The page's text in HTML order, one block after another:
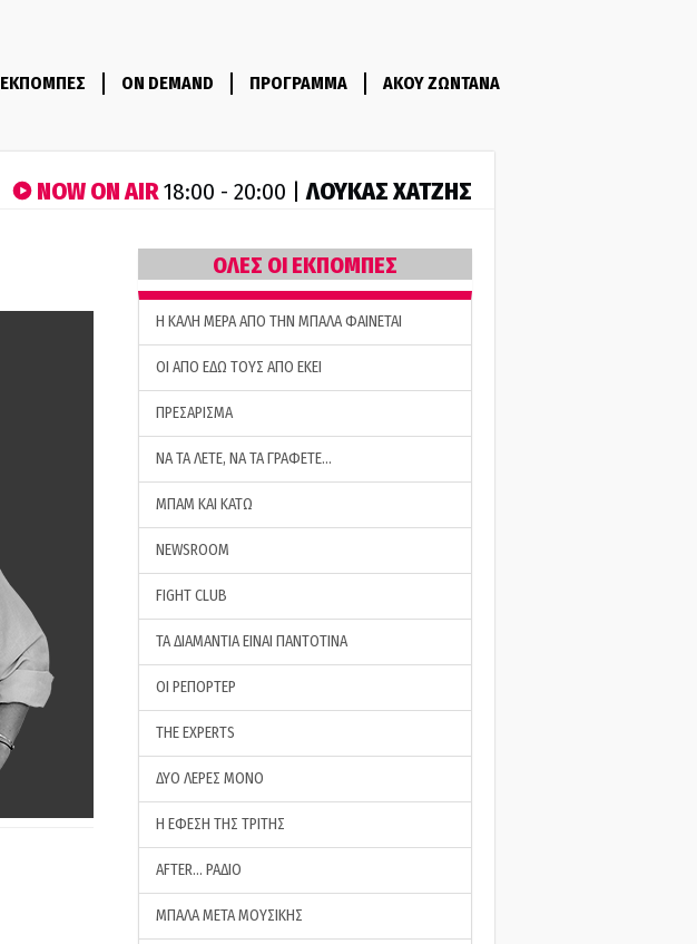
ΕΚΠΟΜΠΕΣ ON DEMAND ΠΡΟΓΡΑΜΜΑ ΑΚΟΥ ΖΩΝΤΑΝΑ
NOW ON AIR18:00 - 20:00 |ΛΟΥΚΑΣ ΧΑΤΖΗΣ
ΟΛΕΣ ΟΙ ΕΚΠΟΜΠΕΣ
H ΚΑΛΗ ΜΕΡΑ ΑΠΟ ΤΗΝ ΜΠΑΛΑ ΦΑΙΝΕΤΑΙ
ΟΙ ΑΠΟ ΕΔΩ ΤΟΥΣ ΑΠΟ ΕΚΕΙ
ΠΡΕΣΑΡΙΣΜΑ
ΝΑ ΤΑ ΛΕΤΕ, ΝΑ ΤΑ ΓΡΑΦΕΤΕ…
ΜΠΑΜ ΚΑΙ ΚΑΤΩ
NEWSROOM
FIGHT CLUB
ΤΑ ΔΙΑΜΑΝΤΙΑ ΕΙΝΑΙ ΠΑΝΤΟΤΙΝΑ
ΟΙ ΡΕΠΟΡΤΕΡ
THE EXPERTS
ΔΥΟ ΛΕΡΕΣ ΜΟΝΟ
Η ΕΦΕΣΗ ΤΗΣ ΤΡΙΤΗΣ
AFTER… ΡΑΔΙΟ
ΜΠΑΛΑ ΜΕΤΑ ΜΟΥΣΙΚΗΣ